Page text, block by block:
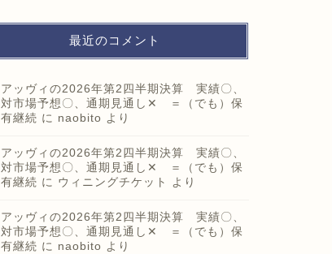
最近のコメント
アッヴィの2026年第2四半期決算 実績〇、
対市場予想〇、通期見通し✕ ＝（でも）保
有継続 に naobito より
アッヴィの2026年第2四半期決算 実績〇、
対市場予想〇、通期見通し✕ ＝（でも）保
有継続 に ウィニングチケット より
アッヴィの2026年第2四半期決算 実績〇、
対市場予想〇、通期見通し✕ ＝（でも）保
有継続 に naobito より